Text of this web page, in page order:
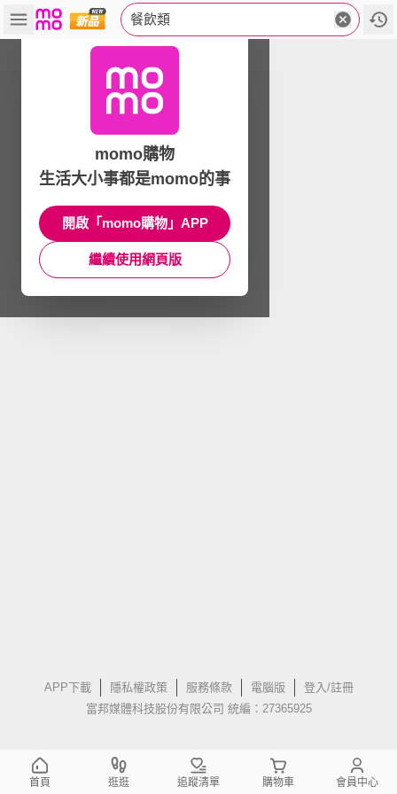
餐飲類
APP下載 隱私權政策 服務條款 電腦版
登入/註冊
富邦媒體科技股份有限公司 統編：27365925
momo購物
生活大小事都是momo的事
開啟「momo購物」APP
繼續使用網頁版
首頁 逛逛 追蹤清單 購物車 會員中心